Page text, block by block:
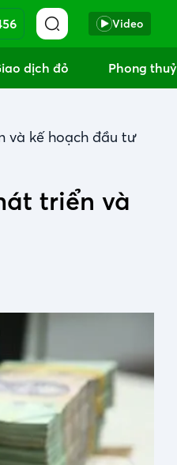
Video
dịch đỏ Phong thuỷ
và kế hoạch đầu tư
triển và